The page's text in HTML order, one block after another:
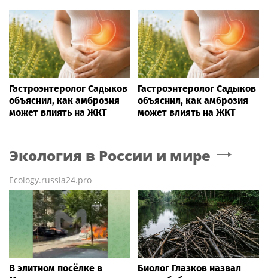
Гастроэнтеролог Садыков
объяснил, как амброзия
может влиять на ЖКТ
Гастроэнтеролог Садыков
объяснил, как амброзия
может влиять на ЖКТ
Экология в России и мире
Ecology.russia24.pro
В элитном посёлке в
Биолог Глазков назвал